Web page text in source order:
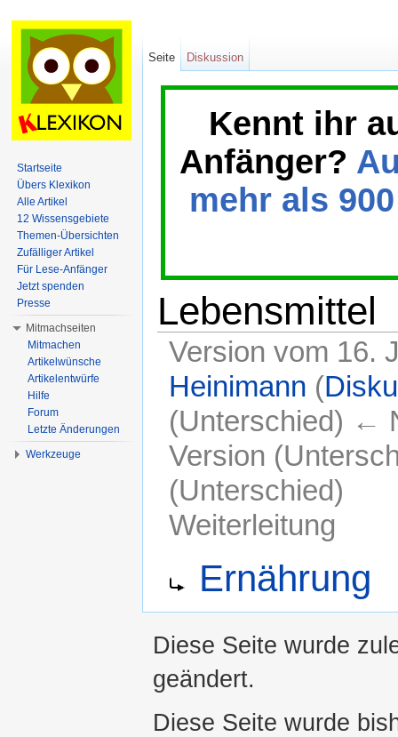
Kennt ihr
Anfänger?
mehr als
Lebensmittel
Version vom 16.
Heinimann (
(Unterschied) ←
Version
(Unterschied)
Weiterleitung
Ernährung
Seite Diskussion
Startseite
Übers Klexikon
Alle Artikel
12 Wissensgebiete
Themen-Übersichten
Zufälliger Artikel
Für Lese-Anfänger
Jetzt spenden
Presse
Mitmachseiten
Mitmachen
Artikelwünsche
Artikelentwürfe
Hilfe
Forum
Letzte Änderungen
Werkzeuge
Diese Seite wurde
geändert.
Diese Seite wurde